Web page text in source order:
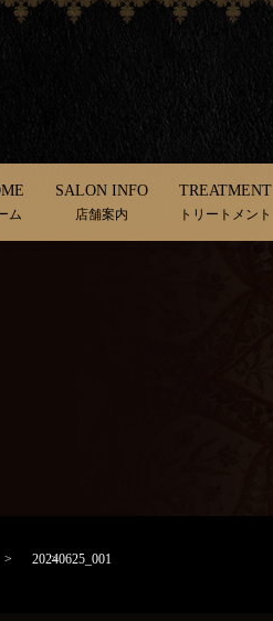
ム
SALON INFO
店舗案内
TREATMENT
トリートメント
20240625_001